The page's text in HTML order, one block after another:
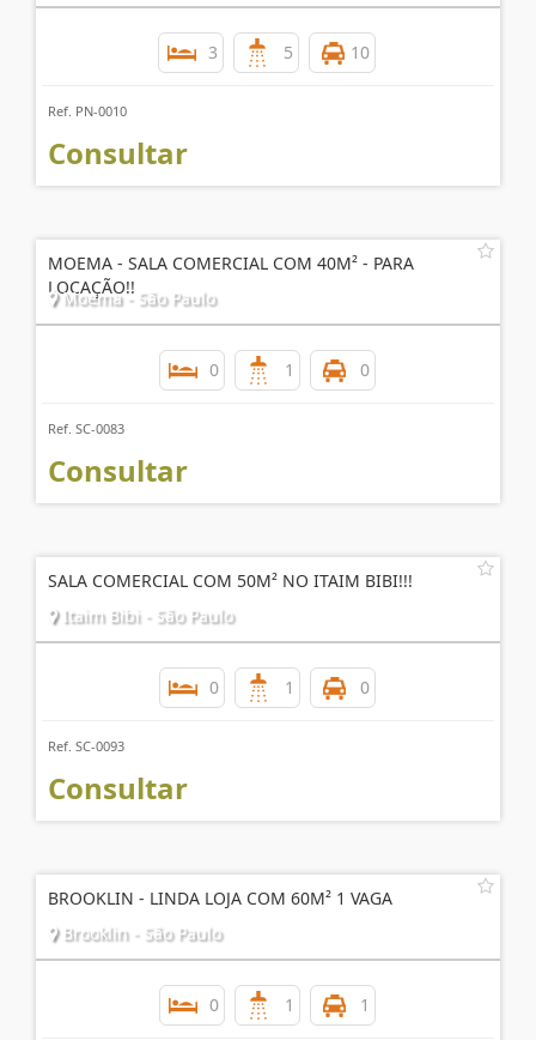
3 5 10
Ref. PN-0010
Consultar
MOEMA - SALA COMERCIAL COM 40M² - PARA
LOCAÇÃO!!
Moema - São Paulo
0 1 0
Ref. SC-0083
Consultar
SALA COMERCIAL COM 50M² NO ITAIM BIBI!!!
Itaim Bibi - São Paulo
0 1 0
Ref. SC-0093
Consultar
BROOKLIN - LINDA LOJA COM 60M² 1 VAGA
Brooklin - São Paulo
0 1 1